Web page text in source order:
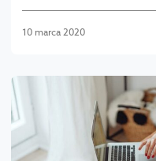
10 marca 2020